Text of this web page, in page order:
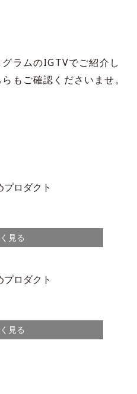
ラムのIGTVでご紹介し
もご確認くださいませ。
見る
見る